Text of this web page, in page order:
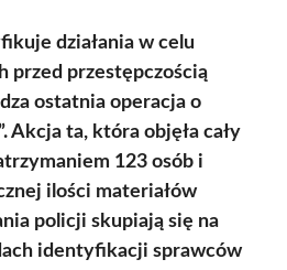
działania w celu
przed przestępczością
ostatnia operacja o
Akcja ta, która objęła cały
123 osób i
ilości materiałów
policji skupiają się na
identyfikacji sprawców